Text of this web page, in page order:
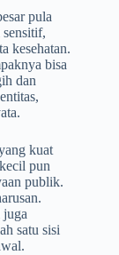
pula
kesehatan.
bisa
dan
kuat
pun
publik.
juga
satu sisi